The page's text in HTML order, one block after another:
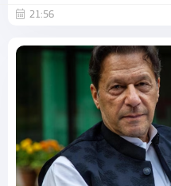
21:56